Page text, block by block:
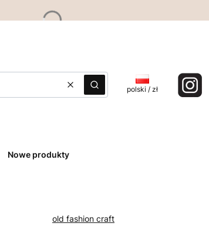
WyczyśćSzukaj polski / zł
Nowe produkty
old fashion craft